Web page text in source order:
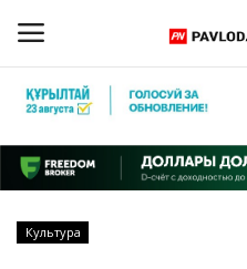
Главная
Культура